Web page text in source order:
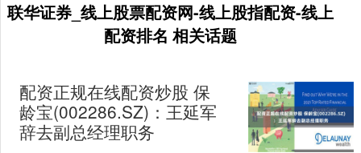
联华证券_线上股票配资网-线上股指配资-线上
配资排名 相关话题
配资正规在线配资炒股 保
龄宝(002286.SZ)：王延军
辞去副总经理职务